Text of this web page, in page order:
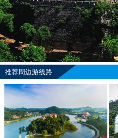
推荐周边游线路